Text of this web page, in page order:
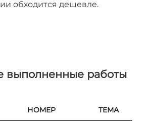
обходится дешевле.
выполненные работы
НОМЕР ТЕМА